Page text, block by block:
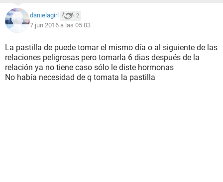
danielagirl 2
7 jun 2016 a las 05:03
La pastilla de puede tomar el mismo día o al siguiente de las
relaciones peligrosas pero tomarla 6 dias después de la
relación ya no tiene caso sólo le diste hormonas
No había necesidad de q tomata la pastilla